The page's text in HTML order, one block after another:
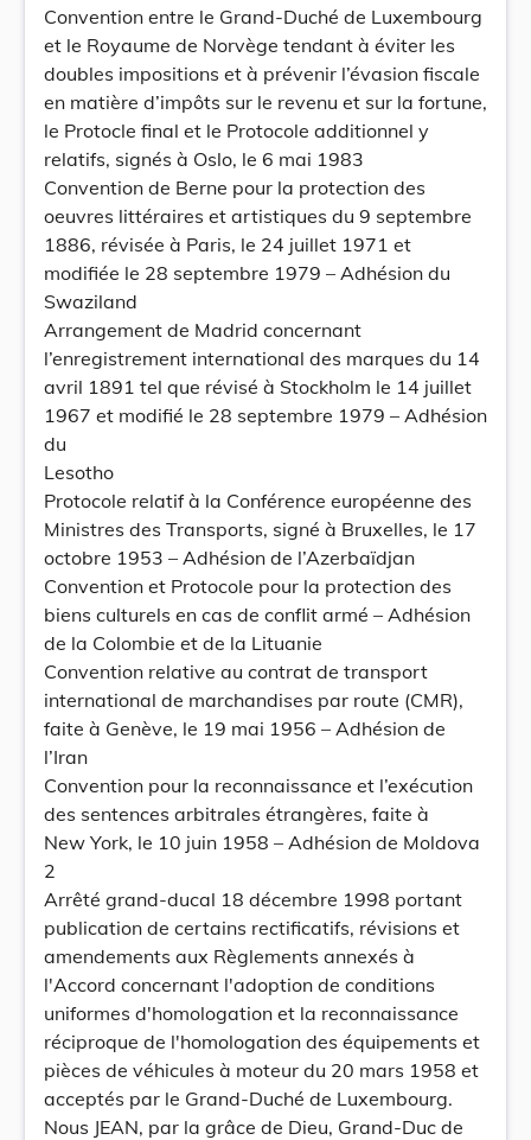
Convention entre le Grand-Duché de Luxembourg
et le Royaume de Norvège tendant à éviter les
doubles impositions et à prévenir l’évasion fiscale
en matière d’impôts sur le revenu et sur la fortune,
le Protocle final et le Protocole additionnel y
relatifs, signés à Oslo, le 6 mai 1983
Convention de Berne pour la protection des
oeuvres littéraires et artistiques du 9 septembre
1886, révisée à Paris, le 24 juillet 1971 et
modifiée le 28 septembre 1979 – Adhésion du
Swaziland
Arrangement de Madrid concernant
l’enregistrement international des marques du 14
avril 1891 tel que révisé à Stockholm le 14 juillet
1967 et modifié le 28 septembre 1979 – Adhésion
du
Lesotho
Protocole relatif à la Conférence européenne des
Ministres des Transports, signé à Bruxelles, le 17
octobre 1953 – Adhésion de l’Azerbaïdjan
Convention et Protocole pour la protection des
biens culturels en cas de conflit armé – Adhésion
de la Colombie et de la Lituanie
Convention relative au contrat de transport
international de marchandises par route (CMR),
faite à Genève, le 19 mai 1956 – Adhésion de
l’Iran
Convention pour la reconnaissance et l’exécution
des sentences arbitrales étrangères, faite à
New York, le 10 juin 1958 – Adhésion de Moldova
2
Arrêté grand-ducal 18 décembre 1998 portant
publication de certains rectificatifs, révisions et
amendements aux Règlements annexés à
l'Accord concernant l'adoption de conditions
uniformes d'homologation et la reconnaissance
réciproque de l'homologation des équipements et
pièces de véhicules à moteur du 20 mars 1958 et
acceptés par le Grand-Duché de Luxembourg.
Nous JEAN, par la grâce de Dieu, Grand-Duc de